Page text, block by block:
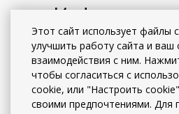
Этот сайт использует файлы
улучшить работу сайта и ваш
взаимодействия с ним.
чтобы согласиться с
cookie, или "Настроить
своими предпочтениями. Для
Информация
поблизости!
Выбрав отель King Plaza,
идеальное сочетание
удобного расположения